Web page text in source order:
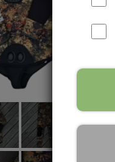
Harpun Tilbehør
Harpun Service
Kleinsub Produkter
Udstyrsæt